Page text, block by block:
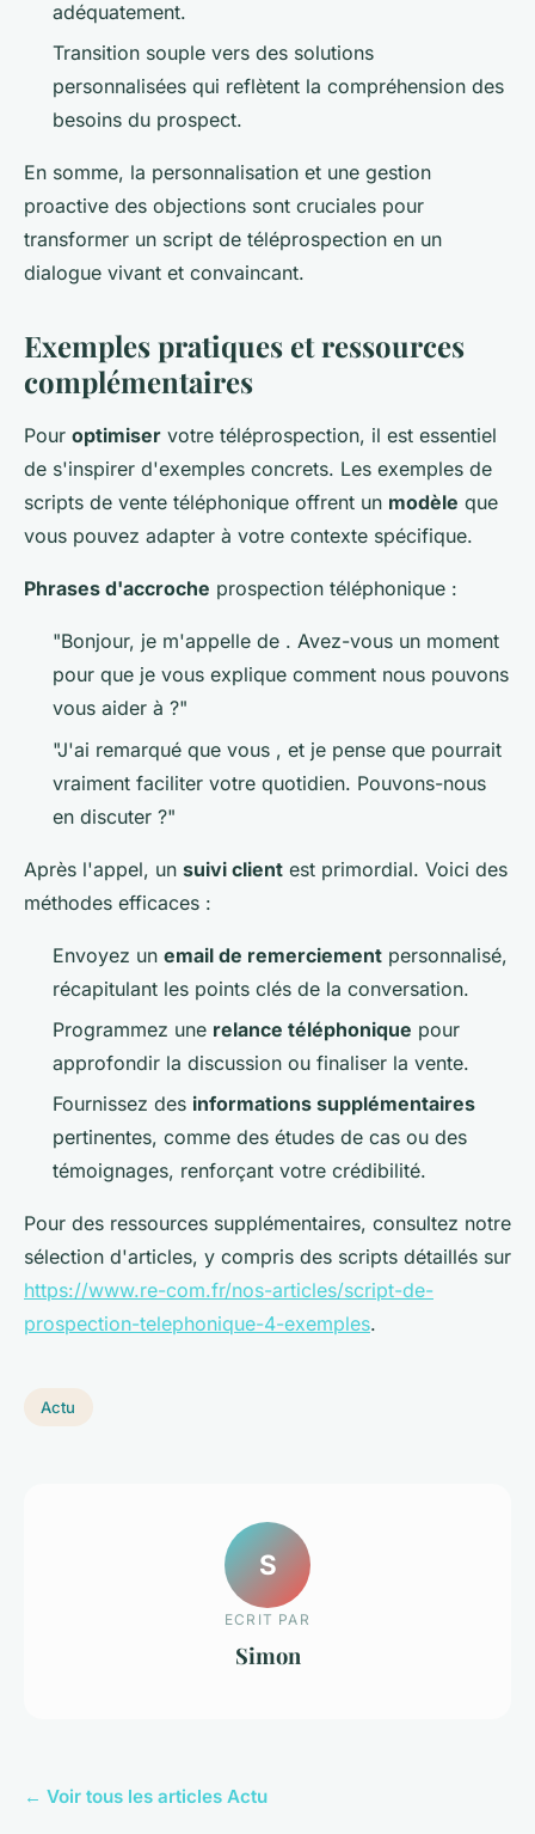
adéquatement.
Transition souple vers des solutions
personnalisées qui reflètent la compréhension des
besoins du prospect.
En somme, la personnalisation et une gestion
proactive des objections sont cruciales pour
transformer un script de téléprospection en un
dialogue vivant et convaincant.
Exemples pratiques et ressources
complémentaires
Pour optimiser votre téléprospection, il est essentiel
de s'inspirer d'exemples concrets. Les exemples de
scripts de vente téléphonique offrent un modèle que
vous pouvez adapter à votre contexte spécifique.
Phrases d'accroche prospection téléphonique :
"Bonjour, je m'appelle de . Avez-vous un moment
pour que je vous explique comment nous pouvons
vous aider à ?"
"J'ai remarqué que vous , et je pense que pourrait
vraiment faciliter votre quotidien. Pouvons-nous
en discuter ?"
Après l'appel, un suivi client est primordial. Voici des
méthodes efficaces :
Envoyez un email de remerciement personnalisé,
récapitulant les points clés de la conversation.
Programmez une relance téléphonique pour
approfondir la discussion ou finaliser la vente.
Fournissez des informations supplémentaires
pertinentes, comme des études de cas ou des
témoignages, renforçant votre crédibilité.
Pour des ressources supplémentaires, consultez notre
sélection d'articles, y compris des scripts détaillés sur
https://www.re-com.fr/nos-articles/script-de-
prospection-telephonique-4-exemples.
Actu
S
ECRIT PAR
Simon
← Voir tous les articles Actu